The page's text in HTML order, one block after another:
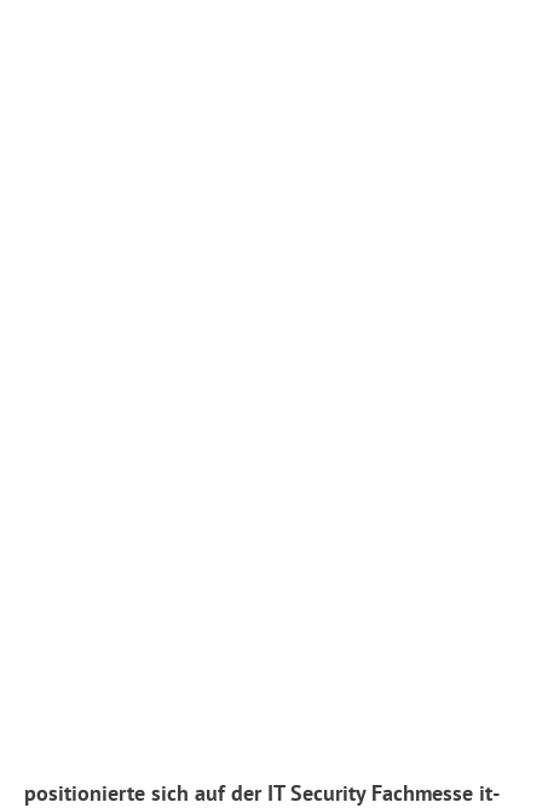
positionierte sich auf der IT Security Fachmesse it-